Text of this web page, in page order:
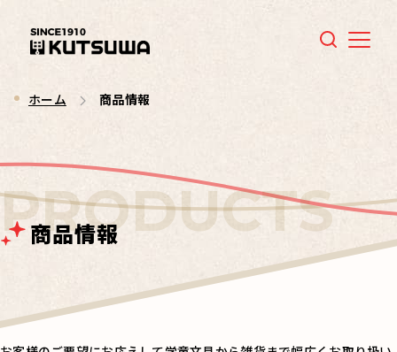
Menu
ホーム 商品情報
商品情報